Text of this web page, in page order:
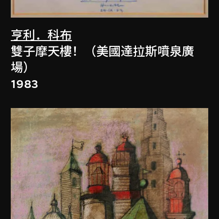
亨利．科布
雙子摩天樓！（美國達拉斯噴泉廣
場）
1983